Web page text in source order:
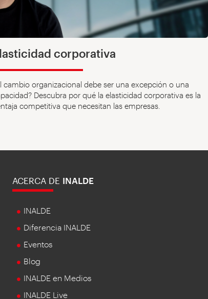
corporativa
cambio organizacional debe ser una excepción o una
Descubra por qué la elasticidad corporativa es la
competitiva que necesitan las empresas.
ACERCA DE INALDE
INALDE
Diferencia INALDE
Eventos
Blog
INALDE en Medios
INALDE Live